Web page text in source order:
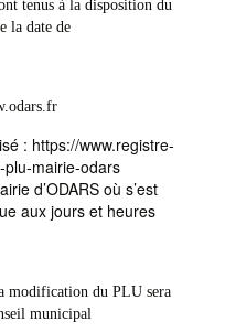
tenus à la disposition du
la date de
: https://www.registre-
mairie-odars
d’ODARS où s’est
aux jours et heures
modification du PLU sera
municipal